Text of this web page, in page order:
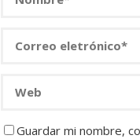
Guardar mi nombre,